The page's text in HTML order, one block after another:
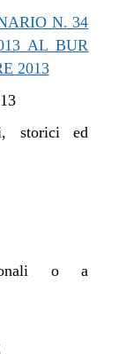
N. 34
AL BUR
2013
storici ed
o a